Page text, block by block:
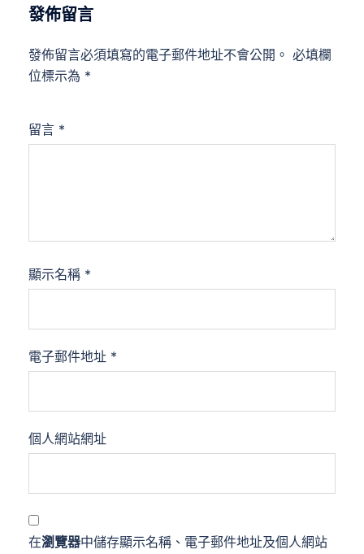
發佈留言
發佈留言必須填寫的電子郵件地址不會公開。 必填欄
位標示為 *
留言 *
顯示名稱 *
電子郵件地址 *
個人網站網址
在瀏覽器中儲存顯示名稱、電子郵件地址及個人網站